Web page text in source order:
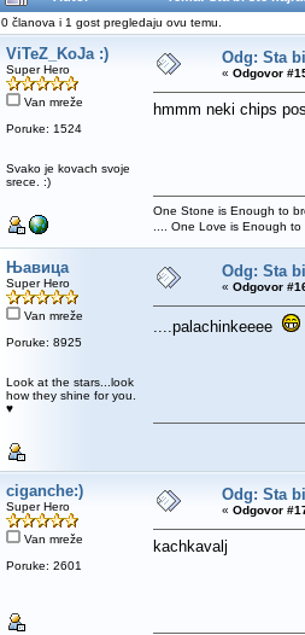
0 članova i 1 gost pregledaju ovu temu.
ViTeZ_KoJa :)
Super Hero
Van mreže
Poruke: 1524
Svako je kovach svoje
srece. :)
Odg: Sta
« Odgovor
hmmm neki chips
One Stone is Enough to
.... One Love is Enough to
Њавица
Super Hero
Van mreže
Poruke: 8925
Look at the stars...look
how they shine for you.
♥
Odg: Sta
« Odgovor
....palachinkeeee
ciganche:)
Super Hero
Van mreže
Poruke: 2601
Odg: Sta
« Odgovor
kachkavalj